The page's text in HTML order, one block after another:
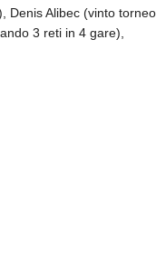
Denis Alibec (vinto torneo
3 reti in 4 gare),